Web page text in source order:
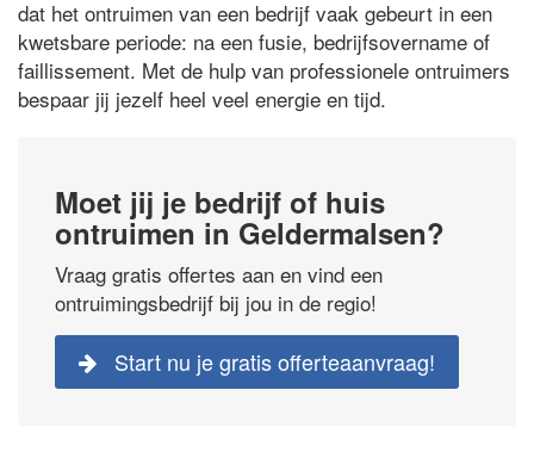
dat het ontruimen van een bedrijf vaak gebeurt in een
kwetsbare periode: na een fusie, bedrijfsovername of
faillissement. Met de hulp van professionele ontruimers
bespaar jij jezelf heel veel energie en tijd.
Moet jij je bedrijf of huis
ontruimen in Geldermalsen?
Vraag gratis offertes aan en vind een
ontruimingsbedrijf bij jou in de regio!
Start nu je gratis offerteaanvraag!